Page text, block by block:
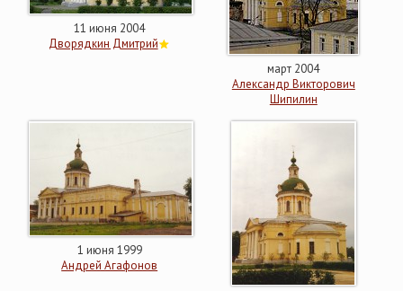
11 июня 2004
Дворядкин Дмитрий
март 2004
Александр Викторович
Шипилин
1 июня 1999
Андрей Агафонов